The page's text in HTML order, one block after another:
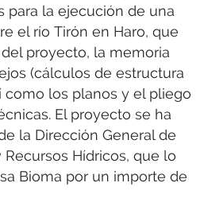
para la ejecución de una
el río Tirón en Haro, que
proyecto, la memoria
(cálculos de estructura
como los planos y el pliego
El proyecto se ha
la Dirección General de
Hídricos, que lo
Bioma por un importe de